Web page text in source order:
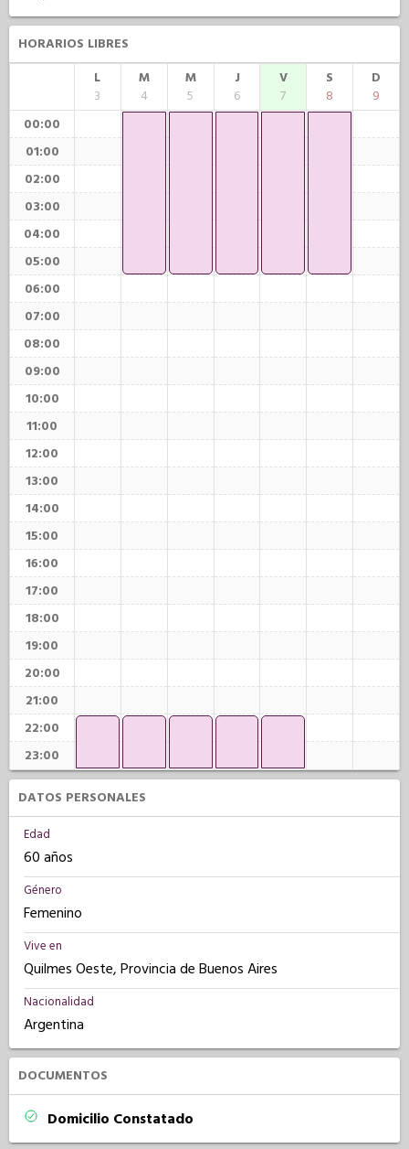
HORARIOS LIBRES
L
3
M
4
M
5
J
6
V
7
S
8
D
9
00:00
01:00
02:00
03:00
04:00
05:00
06:00
07:00
08:00
09:00
10:00
11:00
12:00
13:00
14:00
15:00
16:00
17:00
18:00
19:00
20:00
21:00
22:00
23:00
DATOS PERSONALES
Edad
60 años
Género
Femenino
Vive en
Quilmes Oeste, Provincia de Buenos Aires
Nacionalidad
Argentina
DOCUMENTOS
Domicilio Constatado